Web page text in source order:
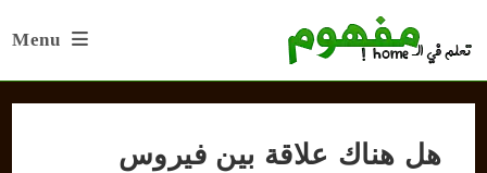
Menu
هل هناك علاقة بين فيروس